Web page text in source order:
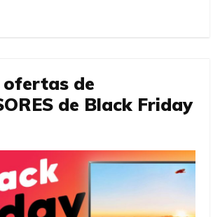
ofertas de
de Black Friday